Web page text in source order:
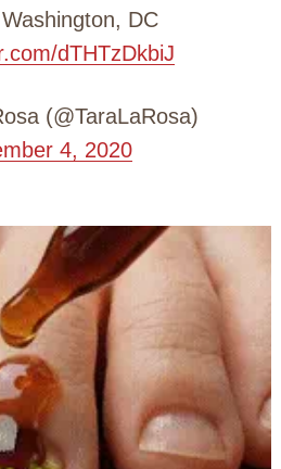
DC
dTHTzDkbiJ
(@TaraLaRosa)
4, 2020